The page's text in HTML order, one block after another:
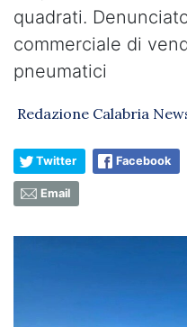
quadrati.
commerciale di
pneumatici
Redazione Calabria
Twitter Facebook
Email